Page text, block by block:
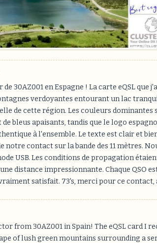
30AZ001 en Espagne ! La carte eQSL que
verdoyantes entourant un lac
de cette région. Les couleurs dominantes
bleus apaisants, tandis que le logo
à l'ensemble. Le texte est clair et
notre contact sur la bande des 11 mètres.
USB. Les conditions de propagation
distance impressionnante. Chaque QSO
satisfait. 73's, merci pour ce contact,
from 30AZ001 in Spain! The eQSL card I
of lush green mountains surrounding a